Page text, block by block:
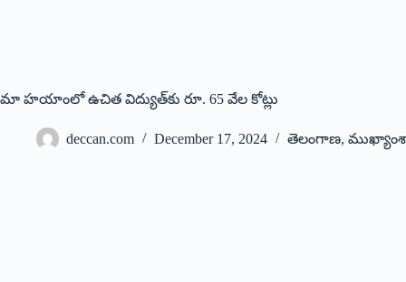
మా హయాంలో ఉచిత విద్యుత్‌కు రూ. 65 వేల కోట్లు
deccan.com December 17, 2024 తెలంగాణ,